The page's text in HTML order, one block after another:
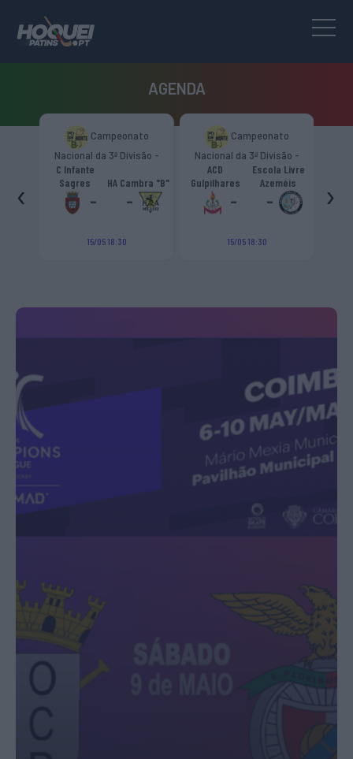
AGENDA
da 3ª Divisão -
HA Cambra "B"
Campeonato
Nacional da 3ª Divisão -
Gulpilhares
-
Escola Livre
Azeméis
Skate Italia
Trophy Girone “D”
HC Castiglione
- -
‹ ›